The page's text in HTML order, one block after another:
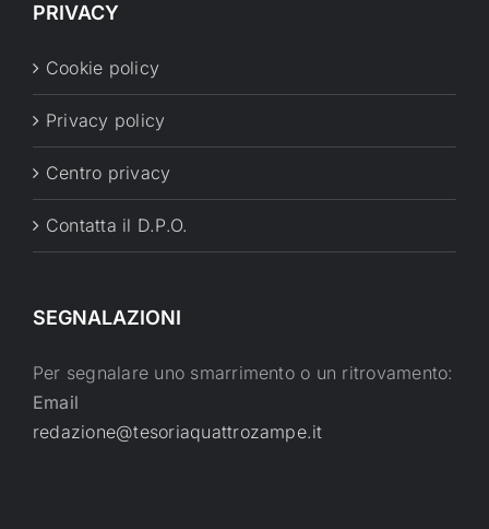
PRIVACY
Cookie policy
Privacy policy
Centro privacy
Contatta il D.P.O.
SEGNALAZIONI
Per segnalare uno smarrimento o un ritrovamento:
Email
redazione@tesoriaquattrozampe.it